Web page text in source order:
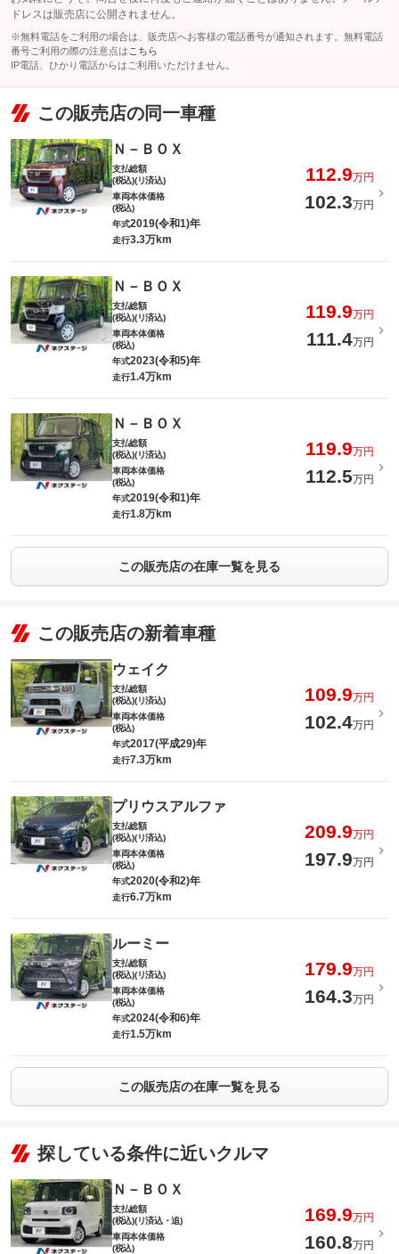
ドレスは販売店に公開されません。
※無料電話をご利用の場合は、販売店へお客様の電話番号が通知されます。無料電話
番号ご利用の際の注意点は こちら
IP電話、ひかり電話からはご利用いただけません。
この販売店の同一車種
Ｎ－ＢＯＸ
支払総額
(税込)(リ済込)
112.9万円
車両本体価格
(税込)
102.3万円
年式2019(令和1)年
走行3.3万km
Ｎ－ＢＯＸ
支払総額
(税込)(リ済込)
119.9万円
車両本体価格
(税込)
111.4万円
年式2023(令和5)年
走行1.4万km
Ｎ－ＢＯＸ
支払総額
(税込)(リ済込)
119.9万円
車両本体価格
(税込)
112.5万円
年式2019(令和1)年
走行1.8万km
この販売店の在庫一覧を見る
この販売店の新着車種
ウェイク
支払総額
(税込)(リ済込)
109.9万円
車両本体価格
(税込)
102.4万円
年式2017(平成29)年
走行7.3万km
プリウスアルファ
支払総額
(税込)(リ済込)
209.9万円
車両本体価格
(税込)
197.9万円
年式2020(令和2)年
走行6.7万km
ルーミー
支払総額
(税込)(リ済込)
179.9万円
車両本体価格
(税込)
164.3万円
年式2024(令和6)年
走行1.5万km
この販売店の在庫一覧を見る
探している条件に近いクルマ
Ｎ－ＢＯＸ
支払総額
(税込)(リ済込・追)
169.9万円
車両本体価格
(税込)
160.8万円